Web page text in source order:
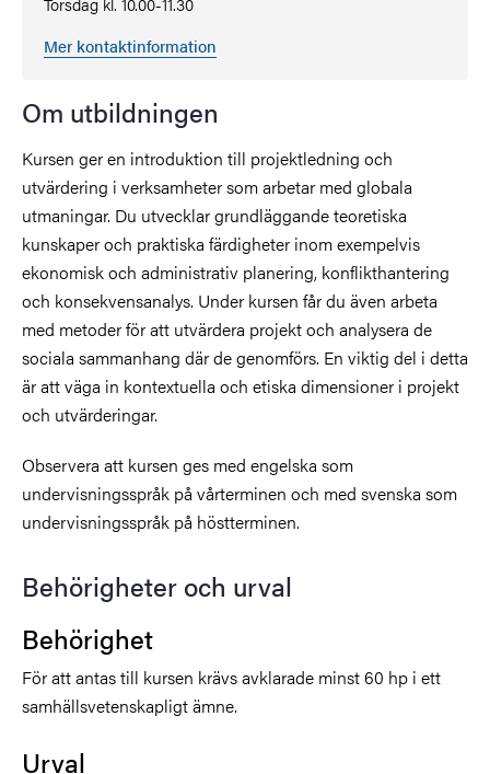
Mer kontaktinformation
Om utbildningen
Kursen ger en introduktion till projektledning och
utvärdering i verksamheter som arbetar med globala
utmaningar. Du utvecklar grundläggande teoretiska
kunskaper och praktiska färdigheter inom exempelvis
ekonomisk och administrativ planering, konflikthantering
och konsekvensanalys. Under kursen får du även arbeta
med metoder för att utvärdera projekt och analysera de
sociala sammanhang där de genomförs. En viktig del i detta
är att väga in kontextuella och etiska dimensioner i projekt
och utvärderingar.
Observera att kursen ges med engelska som
undervisningsspråk på vårterminen och med svenska som
undervisningsspråk på höstterminen.
Behörigheter och urval
Behörighet
För att antas till kursen krävs avklarade minst 60 hp i ett
samhällsvetenskapligt ämne.
Urval